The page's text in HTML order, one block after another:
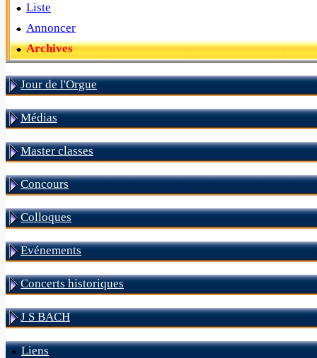
Liste
Annoncer
Archives
Jour de l'Orgue
Médias
Master classes
Concours
Colloques
Evénements
Concerts historiques
J S BACH
Liens